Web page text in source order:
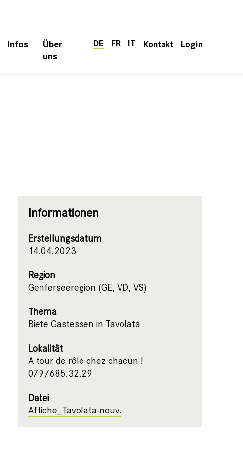
Infos
Über
uns
DE FR IT Kontakt Login
Informationen
Erstellungsdatum
14.04.2023
Region
Genferseeregion (GE, VD, VS)
Thema
Biete Gastessen in Tavolata
Lokalität
A tour de rôle chez chacun !
079/685.32.29
Datei
Affiche_Tavolata-nouv.